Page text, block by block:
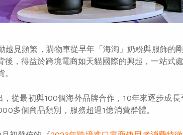
越見頻繁，購物車從早年「海淘」奶粉與服飾的
後，得益於跨境電商如天貓國際的興起，一站式
從最初與100個海外品牌合作，10年來逐步成
多個商品類別，服務超過1億消費群體。